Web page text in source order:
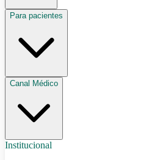
Para pacientes
Canal Médico
Institucional